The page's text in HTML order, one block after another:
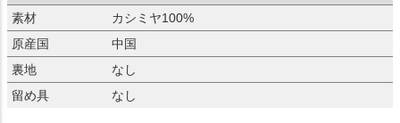
素材
カシミヤ100%
原産国
中国
裏地
なし
留め具
なし